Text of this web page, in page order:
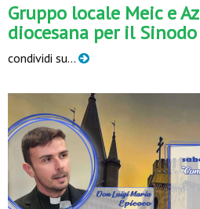
Gruppo locale Meic e
diocesana per il Sinodo
condividi su…